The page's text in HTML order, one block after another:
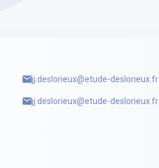
jj.deslorieux@etude-deslorieux.fr
jj.deslorieux@etude-deslorieux.fr